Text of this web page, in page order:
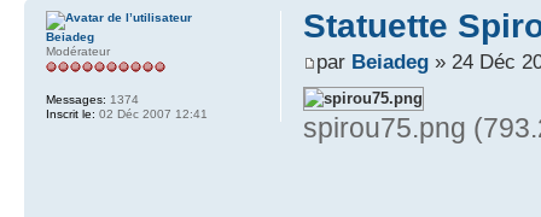
Statuette
par Beiadeg» 24 Déc
spirou75.png
Beiadeg
Modérateur
Messages: 1374
Inscrit le: 02 Déc 2007 12:41